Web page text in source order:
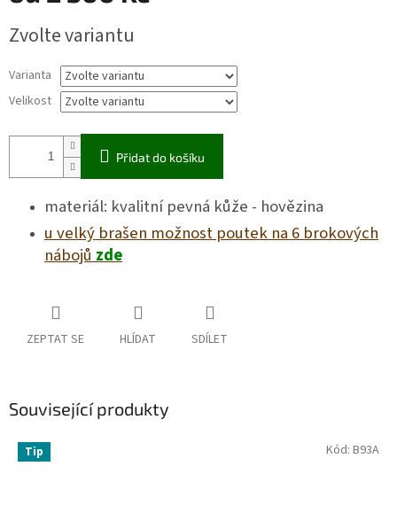
cena:
Zvolte variantu
Varianta
Velikost
Přidat do košíku
materiál: kvalitní pevná kůže - hovězina
u velký brašen možnost poutek na 6 brokových
nábojůzde
ZEPTAT SE HLÍDAT SDÍLET
Související produkty
Tip Kód: B93A